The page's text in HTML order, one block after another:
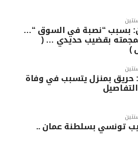
بسبب “نصبة في السوق “…
بقضيب حديدي … (
)
حريق بمنزل يتسبب في وفاة
تونسي بسلطنة عمان ..